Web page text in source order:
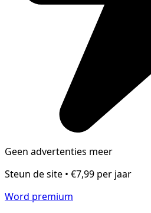
Geen advertenties meer
Steun de site • €7,99 per jaar
Word premium